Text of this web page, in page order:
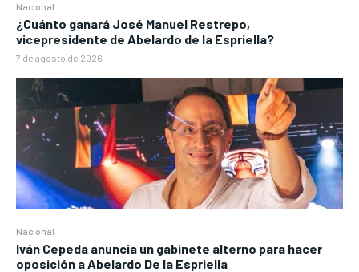
Nacional
¿Cuánto ganará José Manuel Restrepo,
vicepresidente de Abelardo de la Espriella?
7 de agosto de 2026
Nacional
Iván Cepeda anuncia un gabinete alterno para hacer
oposición a Abelardo De la Espriella